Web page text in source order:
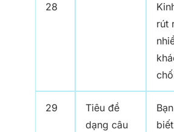
28
rút
29
Tiêu đề
dạng câu